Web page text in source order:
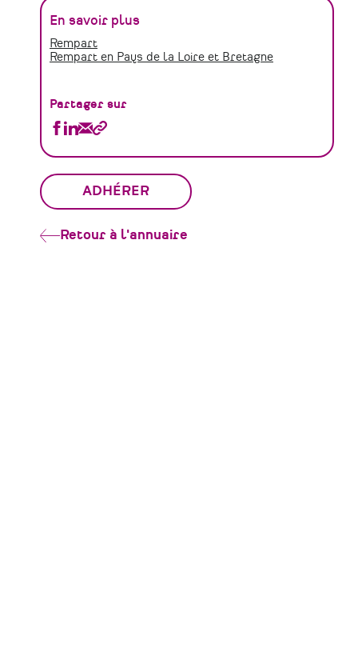
En savoir plus
Rempart
Rempart en Pays de la Loire et Bretagne
Partager sur
Partager
Union
régionale
Bretagne
et
Partager
Union
régionale
Bretagne
et
Partager
Union
régionale
Bretagne
et
ADHÉRER
Retour à l'annuaire